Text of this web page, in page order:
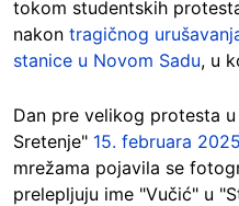
tokom studentskih
nakon tragičnog
stanice u Novom Sadu, u
Dan pre velikog protesta
Sretenje" 15. februara
mrežama pojavila se
prelepljuju ime "Vučić" u